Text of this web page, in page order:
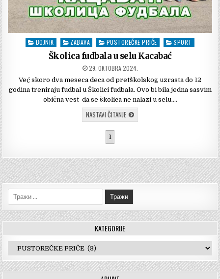
Posted
BOJNIK ZABAVA PUSTOREČKE PRIČE SPORT
Školica fudbala u selu Kacabać
DATUM
OBJAVLJIVANJA:
29. OKTOBRA 2024.
Već skoro dva meseca deca od pretškolskog uzrasta do 12
godina treniraju fudbal u Školici fudbala. Ovo bi bila jedna sasvim
obična vest da se školica ne nalazi u selu….
NASTAVI ČITANJEŠKOLICA
FUDBALA
1
Тражи:
KATEGORIJE
Kategorije